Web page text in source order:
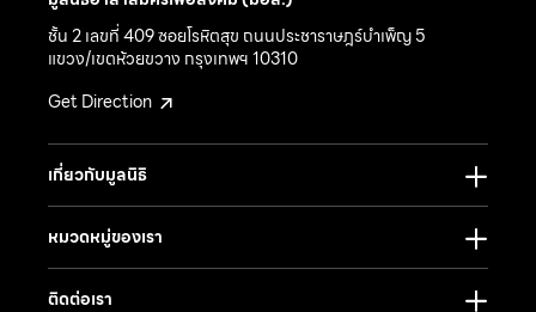
ชั้น 2 เลขที่ 409 ซอยโรหิตสุข ถนนประชาราษฎร์บำเพ็ญ 5
แขวง/เขตห้วยขวาง กรุงเทพฯ 10310
Get Direction
เกี่ยวกับมูลนิธิ
หมวดหมู่ของเรา
ติดต่อเรา